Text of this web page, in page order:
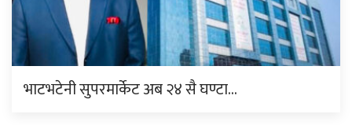
भाटभटेनी सुपरमार्केट अब २४ सै घण्टा…